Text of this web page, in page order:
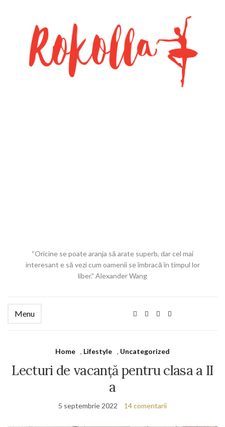
“Oricine se poate aranja să arate superb, dar cel mai
interesant e să vezi cum oamenii se îmbracă în timpul lor
liber.” Alexander Wang
Menu
Home , Lifestyle , Uncategorized
Lecturi de vacanță pentru clasa a II
a
5 septembrie 2022 14 comentarii